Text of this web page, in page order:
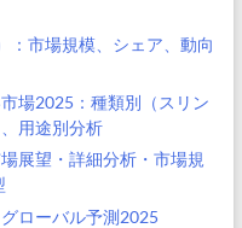
：市場規模、シェア、動向
場2025：種類別（スリン
用途別分析
展望・詳細分析・市場規
ローバル予測2025